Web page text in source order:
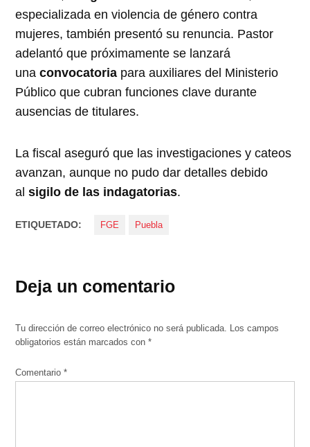
especializada en violencia de género contra
mujeres, también presentó su renuncia. Pastor
adelantó que próximamente se lanzará
unaconvocatoria para auxiliares del Ministerio
Público que cubran funciones clave durante
ausencias de titulares.
La fiscal aseguró que las investigaciones y cateos
avanzan, aunque no pudo dar detalles debido
alsigilo de las indagatorias.
ETIQUETADO: FGE Puebla
Deja un comentario
Tu dirección de correo electrónico no será publicada. Los campos
obligatorios están marcados con*
Comentario*